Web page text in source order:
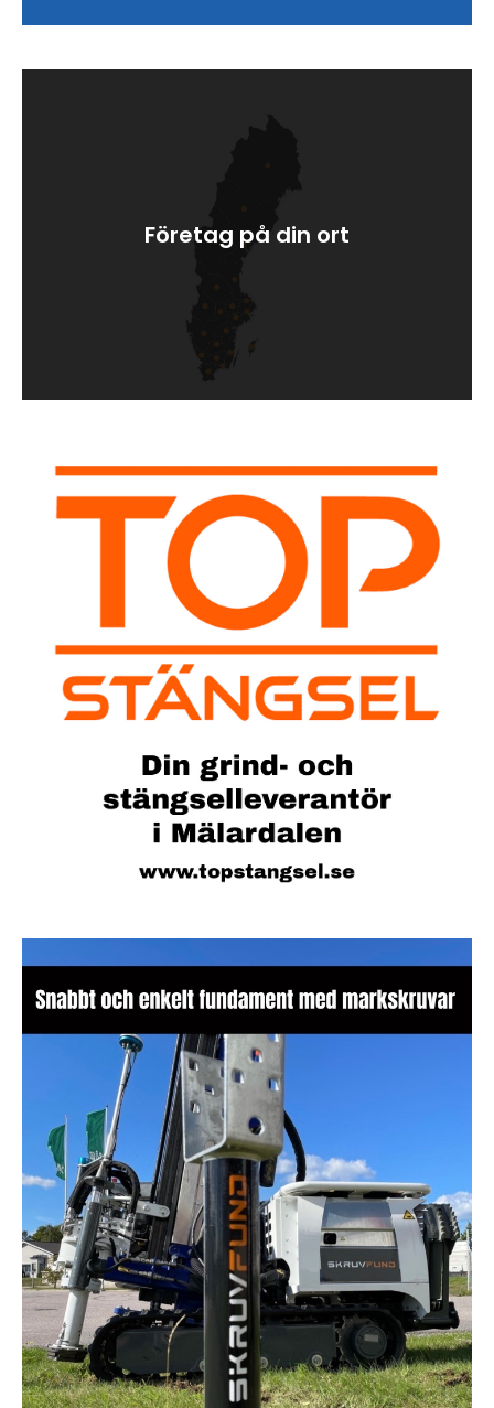
Företag på din ort